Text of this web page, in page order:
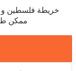
خريطة فلسطين
ممكن